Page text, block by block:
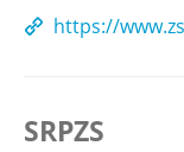
https://
SRPZS